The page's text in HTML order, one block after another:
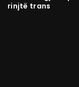
rinjtë trans